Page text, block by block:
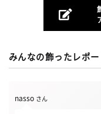
みんなの飾ったレポー
nasso さん